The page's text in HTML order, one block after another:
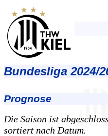
Bundesliga 2024/
Prognose
Die Saison ist
sortiert nach Datum.